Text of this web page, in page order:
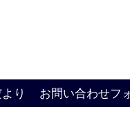
り お問い合わせフ